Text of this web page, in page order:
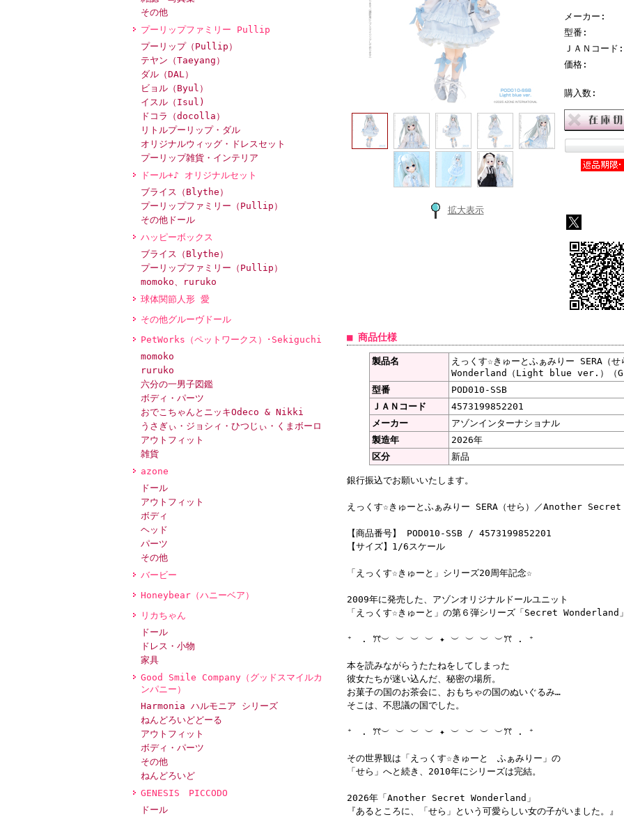
その他
プーリップファミリー Pullip
プーリップ（Pullip）
テヤン（Taeyang）
ダル（DAL）
ビョル（Byul）
イスル（Isul)
ドコラ（docolla）
リトルプーリップ・ダル
オリジナルウィッグ・ドレスセット
プーリップ雑貨・インテリア
ドール+♪ オリジナルセット
ブライス（Blythe）
プーリップファミリー（Pullip）
その他ドール
ハッピーボックス
ブライス（Blythe）
プーリップファミリー（Pullip）
momoko、ruruko
球体関節人形 愛
その他グルーヴドール
PetWorks（ペットワークス）･Sekiguchi
momoko
ruruko
六分の一男子図鑑
ボディ・パーツ
おでこちゃんとニッキOdeco & Nikki
うさぎぃ・ジョシィ・ひつじぃ・くまボーロ
アウトフィット
雑貨
azone
ドール
アウトフィット
ボディ
ヘッド
パーツ
その他
バービー
Honeybear（ハニーベア）
リカちゃん
ドール
ドレス・小物
家具
Good Smile Company（グッドスマイルカ
ンパニー）
Harmonia ハルモニア シリーズ
ねんどろいどどーる
アウトフィット
ボディ・パーツ
その他
ねんどろいど
GENESIS PICCODO
ドール
拡大表示
メーカー:
型番:
ＪＡＮコード:
価格:
購入数:
■ 商品仕様
製品名
えっくす☆きゅーとふぁみりー SERA
Wonderland（Light blue ver.）（
型番
POD010-SSB
ＪＡＮコード
4573199852201
メーカー
アゾンインターナショナル
製造年
2026年
区分
新品
銀行振込でお願いいたします。
えっくす☆きゅーとふぁみりー SERA（せら）／Another
【商品番号】 POD010-SSB / 4573199852201
【サイズ】1/6スケール
「えっくす☆きゅーと」シリーズ20周年記念☆
2009年に発売した、アゾンオリジナルドールユニット
「えっくす☆きゅーと」の第６弾シリーズ「Secret Wonderland
⁺ . ꔫ︶ ︶ ︶ ︶ ✦ ︶ ︶ ︶ ︶ꔫ . ⁺
本を読みながらうたたねをしてしまった
彼女たちが迷い込んだ、秘密の場所。
お菓子の国のお茶会に、おもちゃの国のぬいぐるみ…
そこは、不思議の国でした。
⁺ . ꔫ︶ ︶ ︶ ︶ ✦ ︶ ︶ ︶ ︶ꔫ . ⁺
その世界観は「えっくす☆きゅーと ふぁみりー」の
「せら」へと続き、2010年にシリーズは完結。
2026年「Another Secret Wonderland」
『あるところに、「せら」という可愛らしい女の子がいました。』